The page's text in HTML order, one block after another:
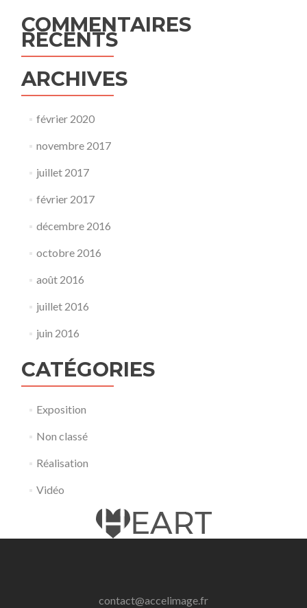
COMMENTAIRES
RÉCENTS
ARCHIVES
février 2020
novembre 2017
juillet 2017
février 2017
décembre 2016
octobre 2016
août 2016
juillet 2016
juin 2016
CATÉGORIES
Exposition
Non classé
Réalisation
Vidéo
contact@accelimage.fr